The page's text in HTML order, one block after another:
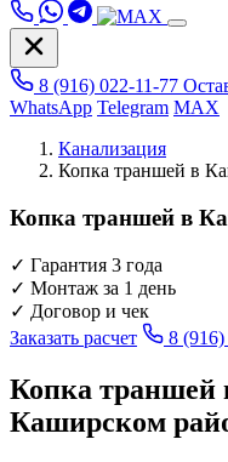
8 (916) 022-11-77
WhatsApp Telegram MAX
Канализация
Копка траншей в
Копка траншей в
✓ Гарантия 3 года
✓ Монтаж за 1 день
✓ Договор и чек
Заказать расчет
8
Копка траншей
Каширском